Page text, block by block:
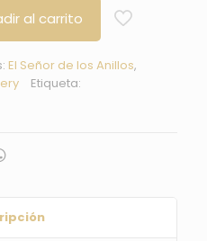
al carrito
El Señor de los Anillos,
Etiqueta: